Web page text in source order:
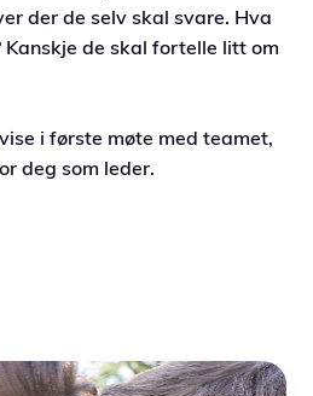
der de selv skal svare. Hva
Kanskje de skal fortelle litt om
i første møte med teamet,
deg som leder.